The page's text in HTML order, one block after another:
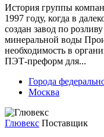
История группы
1997 году, когда в
создан завод по
минеральной воды
необходимость в
ПЭТ-преформ для...
Города
Москва
Глювекс Поставщик